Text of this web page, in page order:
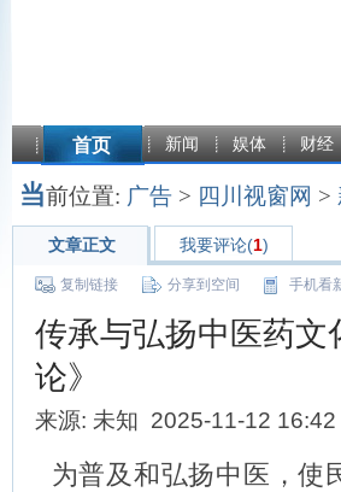
首页 新闻 娱体 财经
当前位置: 广告 > 四川视窗网 >
文章正文 我要评论(1)
复制链接 分享到空间 手机看
传承与弘扬中医药
论》
来源: 未知 2025-11-12 16:42
为普及和弘扬中医，使